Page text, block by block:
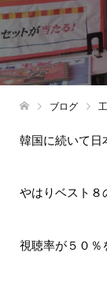
ブログ
韓国に続いて日
やはりベスト８
視聴率が５０％